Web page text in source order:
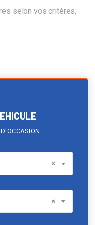
selon vos critères,
×
×